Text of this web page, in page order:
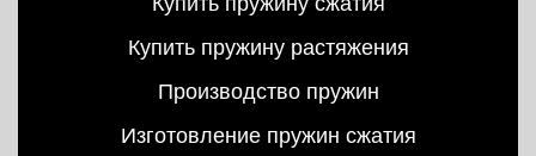
Купить пружину растяжения
Производство пружин
Изготовление пружин сжатия